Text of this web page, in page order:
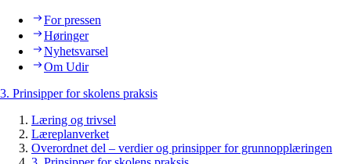
For pressen
Høringer
Nyhetsvarsel
Om Udir
3. Prinsipper for skolens praksis
Læring og trivsel
Læreplanverket
Overordnet del – verdier og prinsipper for grunnopplæringen